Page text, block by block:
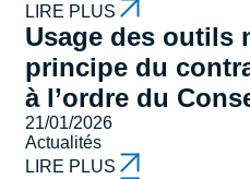
LIRE PLUS
Usage des outils
principe du
à l’ordre du
21/01/2026
Actualités
LIRE PLUS